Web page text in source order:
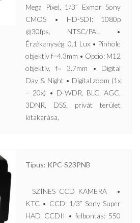
Mega Pixel, 1/3” Exmor Sony
CMOS • HD-SDI: 1080p
@30fps, NTSC/PAL •
Érzékenység: 0.1 Lux • Pinhole
objektív f=4.3mm • Opció: M12
objektív, f= 3.7mm • Digital
Day & Night • Digital zoom (1x
– 20x) • D-WDR, BLC, AGC,
3DNR, DSS, privát terület
kitakarása,
Típus: KPC-S23PNB
SZÍNES CCD KAMERA •
KTC • CCD: 1/3” Sony Super
HAD CCDII • felbontás: 550